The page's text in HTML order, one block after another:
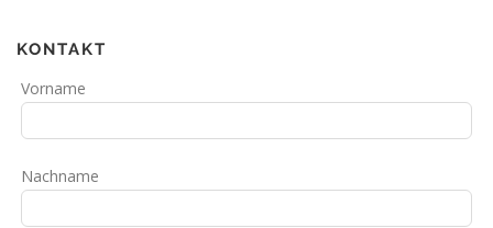
KONTAKT
Lass
dieses
Vorname
Nachname